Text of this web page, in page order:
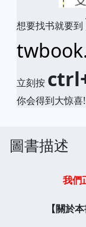
想要找书就要到
立刻按
你会得到大惊喜
圖書描述
我們
【關於本